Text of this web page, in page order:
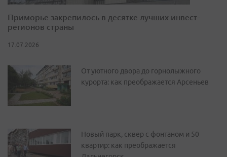
Приморье закрепилось в десятке лучших инвест-
регионов страны
17.07.2026
От уютного двора до горнолыжного
курорта: как преображается Арсеньев
Новый парк, сквер с фонтаном и 50
квартир: как преображается